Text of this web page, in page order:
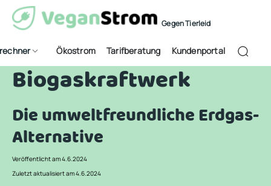
Gegen Tierleid
Ökostrom Tarifberatung Kundenportal
Biogaskraftwerk
Die umweltfreundliche Erdgas-
Alternative
Veröffentlicht am 4.6.2024
Zuletzt aktualisiert am 4.6.2024